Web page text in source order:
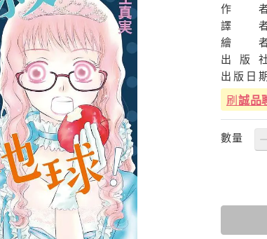
作
譯
繪
出
版
出 版 日
刷誠品
數量